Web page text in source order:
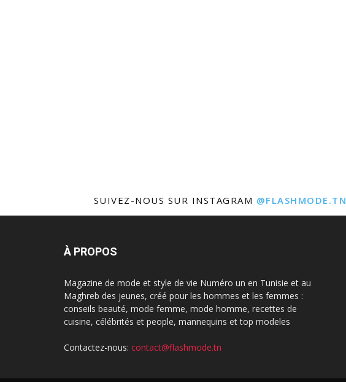
SUIVEZ-NOUS SUR INSTAGRAM @FLASHMODE.TN
À PROPOS
Magazine de mode et style de vie Numéro un en Tunisie et au
Maghreb des jeunes, créé pour les hommes et les femmes :
conseils beauté, mode femme, mode homme, recettes de
cuisine, célébrités et people, mannequins et top modeles
Contactez-nous: contact@flashmode.tn